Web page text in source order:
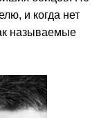
и когда нет
называемые